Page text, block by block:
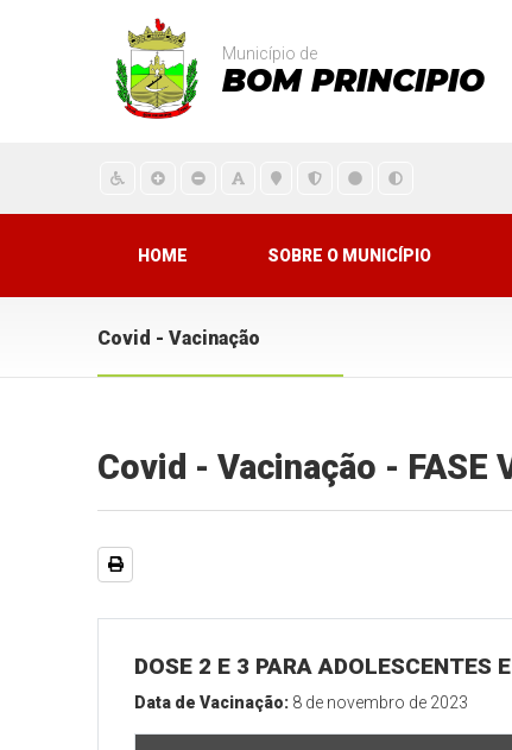
Município de
BOM PRINCIPIO
HOME SOBRE O MUNICÍPIO
Covid - Vacinação
Covid - Vacinação - FASE
DOSE 2 E 3 PARA ADOLESCENTES
Data de Vacinação: 8 de novembro de 2023